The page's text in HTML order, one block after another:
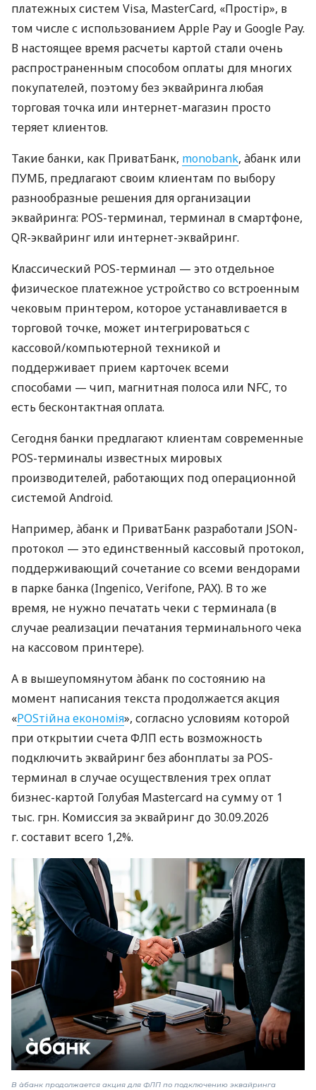
платежных систем Visa, MasterCard, «Простір», в
том числе с использованием Apple Pay и Google Pay.
В настоящее время расчеты картой стали очень
распространенным способом оплаты для многих
покупателей, поэтому без эквайринга любая
торговая точка или интернет-магазин просто
теряет клиентов.
Такие банки, как ПриватБанк, monobank, àбанк или
ПУМБ, предлагают своим клиентам по выбору
разнообразные решения для организации
эквайринга: POS-терминал, терминал в смартфоне,
QR-эквайринг или интернет-эквайринг.
Классический POS-терминал — это отдельное
физическое платежное устройство со встроенным
чековым принтером, которое устанавливается в
торговой точке, может интегрироваться с
кассовой/компьютерной техникой и
поддерживает прием карточек всеми
способами — чип, магнитная полоса или NFC, то
есть бесконтактная оплата.
Сегодня банки предлагают клиентам современные
POS-терминалы известных мировых
производителей, работающих под операционной
системой Android.
Например, àбанк и ПриватБанк разработали JSON-
протокол — это единственный кассовый протокол,
поддерживающий сочетание со всеми вендорами
в парке банка (Ingenico, Verifone, PAX). В то же
время, не нужно печатать чеки с терминала (в
случае реализации печатания терминального чека
на кассовом принтере).
А в вышеупомянутом àбанк по состоянию на
момент написания текста продолжается акция
«POSтійна економія», согласно условиям которой
при открытии счета ФЛП есть возможность
подключить эквайринг без абонплаты за POS-
терминал в случае осуществления трех оплат
бизнес-картой Голубая Mastercard на сумму от 1
тыс. грн. Комиссия за эквайринг до 30.09.2026
г. составит всего 1,2%.
В àбанк продолжается акция для ФЛП по подключению эквайринга